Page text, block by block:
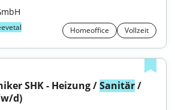
Homeoffice Vollzeit
SHK - Heizung / Sanitär /
d)